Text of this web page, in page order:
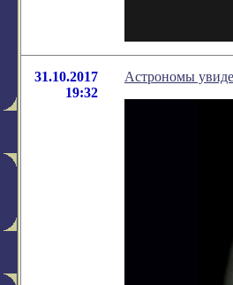
31.10.2017
19:32
Астрономы